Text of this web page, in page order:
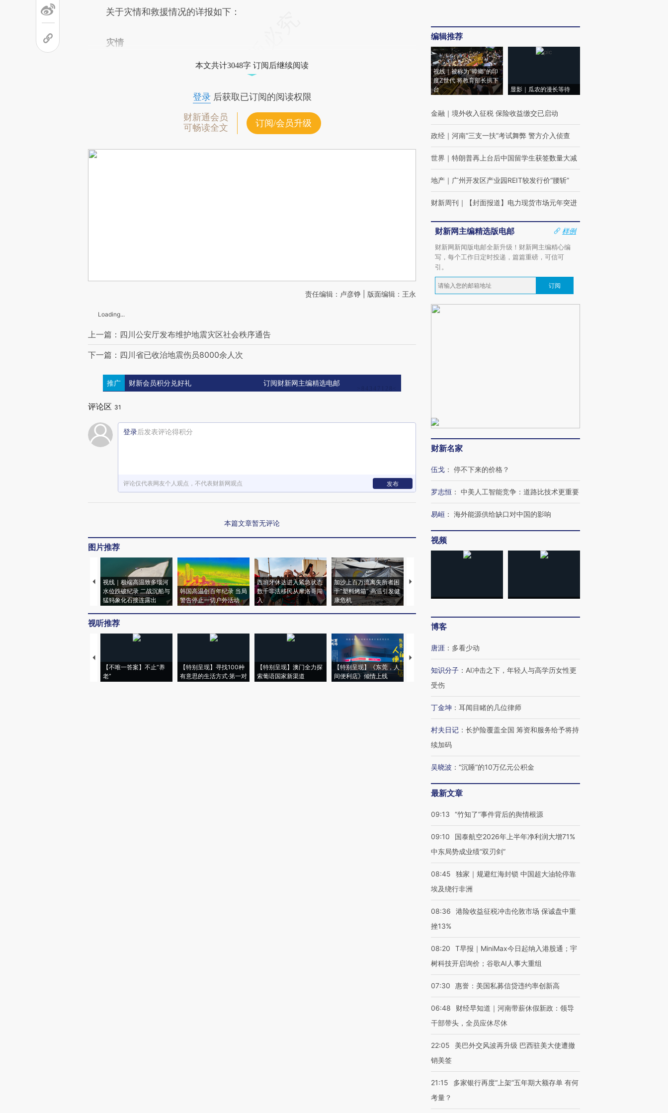
关于灾情和救援情况的详报如下：
灾情
本文共计3048字 订阅后继续阅读
登录后获取已订阅的阅读权限
财新通会员
可畅读全文
订阅/会员升级
责任编辑：卢彦铮 | 版面编辑：王永
Loading...
上一篇：四川公安厅发布维护地震灾区社会秩序通告
下一篇：四川省已收治地震伤员8000余人次
推广 财新会员积分兑好礼 订阅财新网主编精选电邮
评论区 31
登录后发表评论得积分
评论仅代表网友个人观点，不代表财新网观点 发布
本篇文章暂无评论
图片推荐
视线｜极端高温致多瑙河
水位跌破纪录 二战沉船与
猛犸象化石接连露出
韩国高温创百年纪录 当局
警告停止一切户外活动
西班牙休达进入紧急状态
数千非法移民从摩洛哥闯
入
加沙上百万流离失所者困
于“塑料烤箱” 高温引发健
康危机
马航飞行员跨国走私7万
要防空导弹“救急”
13人遇难
视听推荐
【不唯一答案】不止“养
老”
【特别呈现】寻找100种
有意思的生活方式·第一对
【特别呈现】澳门全力探
索葡语国家新渠道
【特别呈现】《东莞，人
间便利店》倾情上线
【推广】走进第四届链博
会，让数智科技“链”接产
【特别呈现】寻找100种
有意思的生活方式·第三对
【商旅对话】华住集团
CFO：不靠规模取胜，华
住三大增长引擎是什么？
编辑推荐
视线｜被称为“蟑螂”的印
度Z世代 将教育部长拱下
台
显影｜瓜农的漫长等待
金融 ｜ 境外收入征税 保险收益缴交已启动
政经 ｜ 河南“三支一扶”考试舞弊 警方介入侦查
世界 ｜ 特朗普再上台后中国留学生获签数量大减
地产 ｜ 广州开发区产业园REIT较发行价“腰斩”
财新周刊 ｜ 【封面报道】电力现货市场元年突进
财新网主编精选版电邮
样例
财新网新闻版电邮全新升级！财新网主编精心编
写，每个工作日定时投递，篇篇重磅，可信可
引。
订阅
财新名家
伍戈 ： 停不下来的价格？
罗志恒 ： 中美人工智能竞争：道路比技术更重要
易峘 ： 海外能源供给缺口对中国的影响
视频
博客
唐涯 ： 多看少动
知识分子 ： AI冲击之下，年轻人与高学历女性更
受伤
丁金坤 ： 耳闻目睹的几位律师
村夫日记 ： 长护险覆盖全国 筹资和服务给予将持
续加码
吴晓波 ： “沉睡”的10万亿元公积金
最新文章
09:13 “竹知了”事件背后的舆情根源
09:10
国泰航空2026年上半年净利润大增71%
中东局势成业绩“双刃剑”
08:45
独家｜规避红海封锁 中国超大油轮停靠
埃及绕行非洲
08:36
港险收益征税冲击伦敦市场 保诚盘中重
挫13%
08:20
T早报｜MiniMax今日起纳入港股通；宇
树科技开启询价；谷歌AI人事大重组
07:30 惠誉：美国私募信贷违约率创新高
06:48
财经早知道｜河南带薪休假新政：领导
干部带头，全员应休尽休
22:05
美巴外交风波再升级 巴西驻美大使遭撤
销美签
21:15
多家银行再度“上架”五年期大额存单 有何
考量？